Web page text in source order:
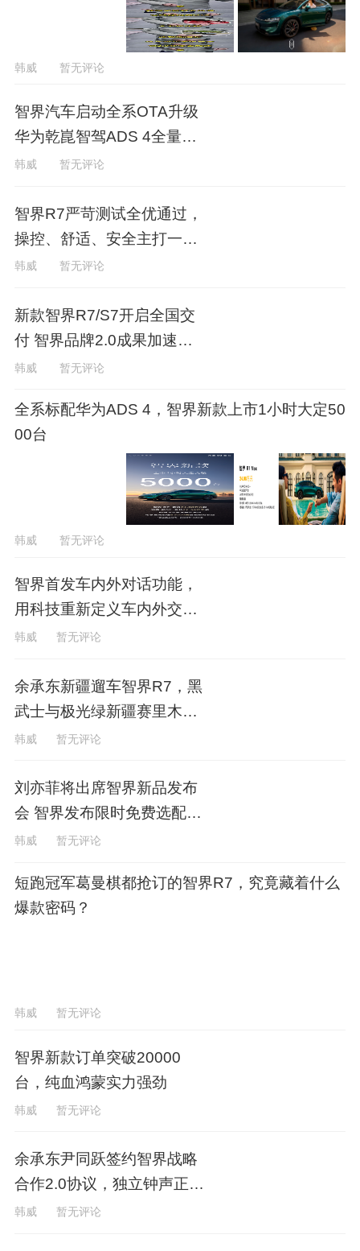
韩威 暂无评论
智界汽车启动全系OTA升级
华为乾崑智驾ADS 4全量上
车
韩威 暂无评论
智界R7严苛测试全优通过，
操控、舒适、安全主打一个
也不能少
韩威 暂无评论
新款智界R7/S7开启全国交
付 智界品牌2.0成果加速落
地
韩威 暂无评论
全系标配华为ADS 4，智界新款上市1小时大定50
00台
韩威 暂无评论
智界首发车内外对话功能，
用科技重新定义车内外交互
体验
韩威 暂无评论
余承东新疆遛车智界R7，黑
武士与极光绿新疆赛里木湖
大片
韩威 暂无评论
刘亦菲将出席智界新品发布
会 智界发布限时免费选配权
益
韩威 暂无评论
短跑冠军葛曼棋都抢订的智界R7，究竟藏着什么
爆款密码？
韩威 暂无评论
智界新款订单突破20000
台，纯血鸿蒙实力强劲
韩威 暂无评论
余承东尹同跃签约智界战略
合作2.0协议，独立钟声正式
敲响
韩威 暂无评论